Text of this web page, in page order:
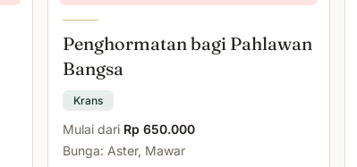
Penghormatan bagi Pahlawan
Bangsa
Krans
Mulai dari Rp 650.000
Bunga: Aster, Mawar